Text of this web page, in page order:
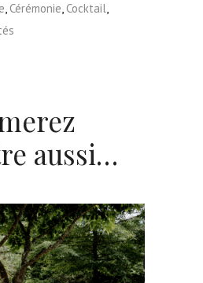
,Cérémonie,Cocktail,
aussi…